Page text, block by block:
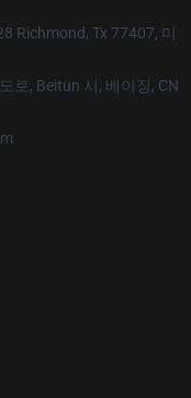
Richmond, Tx 77407, 미
로, Beitun 시, 베이징, CN